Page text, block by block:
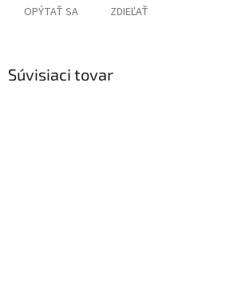
OPÝTAŤ SA ZDIEĽAŤ
Súvisiaci tovar